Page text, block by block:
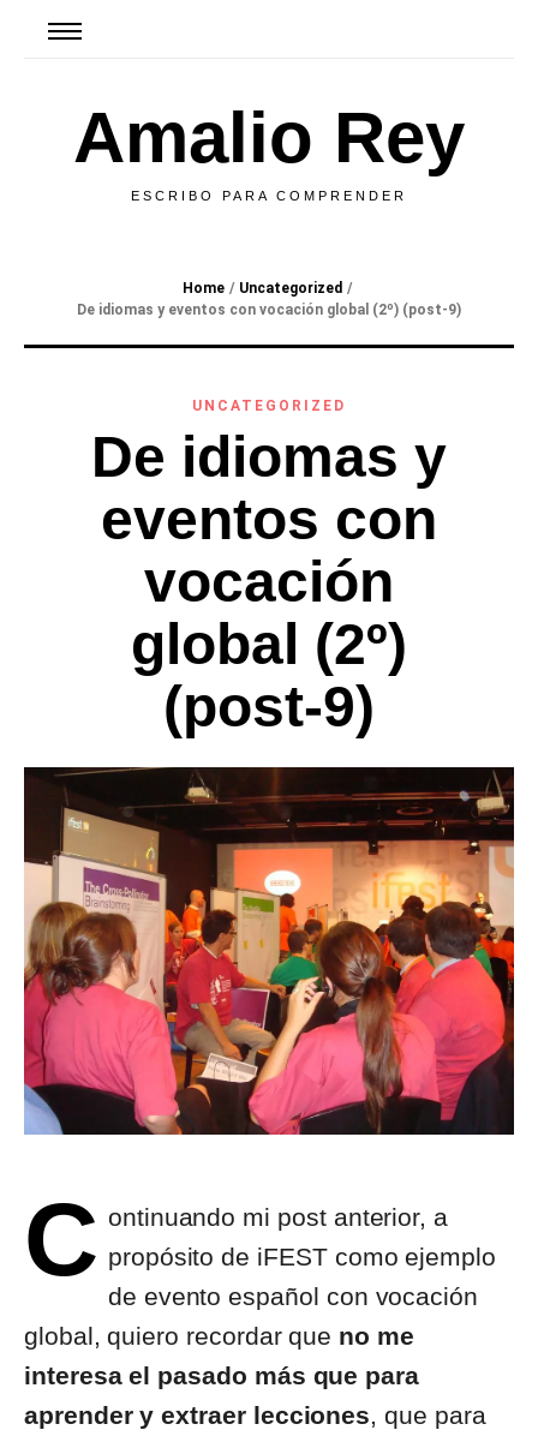
Amalio Rey
ESCRIBO PARA COMPRENDER
Home / Uncategorized /
De idiomas y eventos con vocación global (2º) (post-9)
UNCATEGORIZED
De idiomas y
eventos con
vocación
global (2º)
(post-9)
C ontinuando mi post anterior, a
propósito de iFEST como ejemplo
de evento español con vocación
global, quiero recordar que no me
interesa el pasado más que para
aprender y extraer lecciones, que para